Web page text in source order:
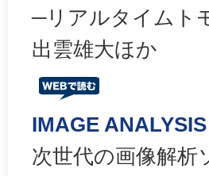
─リアルタイムト
出雲雄大ほか
IMAGE
次世代の画像解析